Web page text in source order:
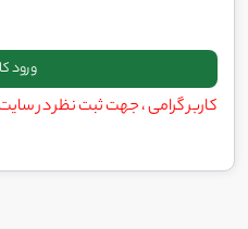
کاربر گرامی ، جهت ثبت نظر در